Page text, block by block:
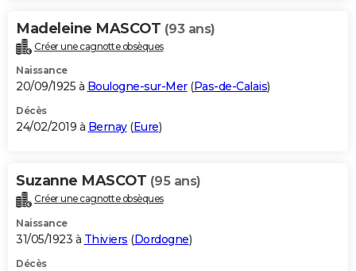
Madeleine MASCOT (93 ans)
Créer une cagnotte obsèques
Naissance
20/09/1925 à Boulogne-sur-Mer(Pas-de-Calais)
Décès
24/02/2019 à Bernay(Eure)
Suzanne MASCOT (95 ans)
Créer une cagnotte obsèques
Naissance
31/05/1923 à Thiviers (Dordogne)
Décès